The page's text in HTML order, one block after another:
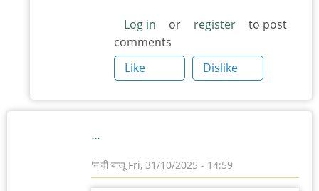
Log in or register
to post
comments
Like
Dislike
…
'न'वी बाजू Fri, 31/10/2025 - 14:59